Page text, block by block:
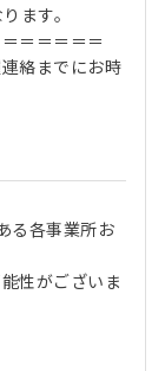
ます。
＝＝＝＝＝
絡までにお時
る各事業所お
性がございま